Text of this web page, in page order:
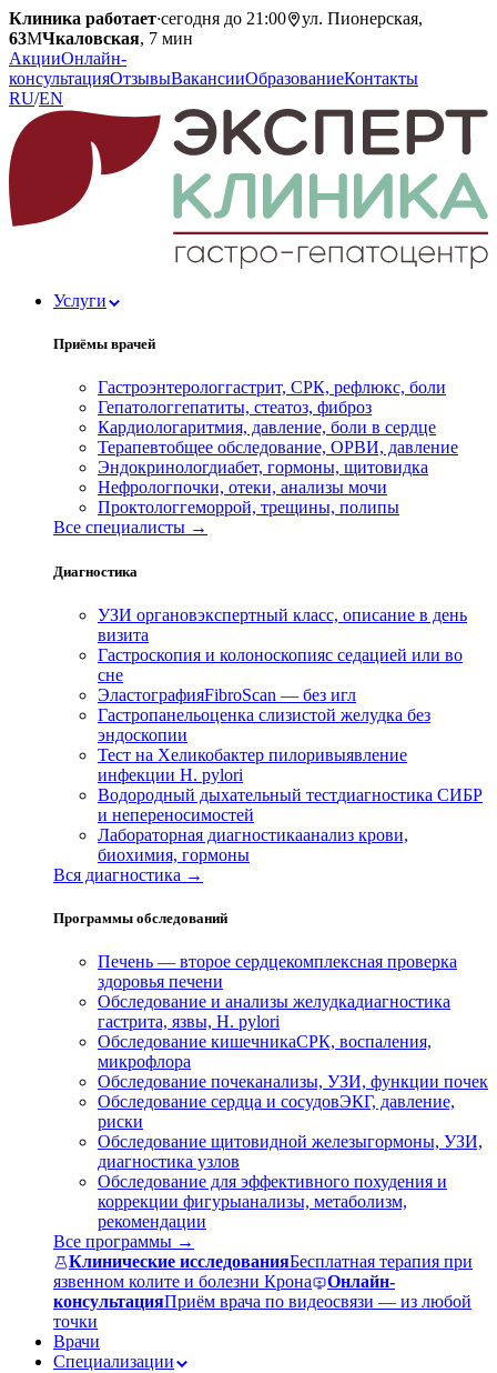
Клиника работает·сегодня до 21:00
ул. Пионерская,
63МЧкаловская, 7 мин
АкцииОнлайн-
консультацияОтзывыВакансииОбразованиеКонтакты
RU/EN
Услуги
Приёмы врачей
Гастроэнтерологгастрит, СРК, рефлюкс, боли
Гепатологгепатиты, стеатоз, фиброз
Кардиологаритмия, давление, боли в сердце
Терапевтобщее обследование, ОРВИ, давление
Эндокринологдиабет, гормоны, щитовидка
Нефрологпочки, отеки, анализы мочи
Проктологгеморрой, трещины, полипы
Все специалисты →
Диагностика
УЗИ органовэкспертный класс, описание в день
визита
Гастроскопия и колоноскопияс седацией или во
сне
ЭластографияFibroScan — без игл
Гастропанельоценка слизистой желудка без
эндоскопии
Тест на Хеликобактер пилоривыявление
инфекции H. pylori
Водородный дыхательный тестдиагностика СИБР
и непереносимостей
Лабораторная диагностикаанализ крови,
биохимия, гормоны
Вся диагностика →
Программы обследований
Печень — второе сердцекомплексная проверка
здоровья печени
Обследование и анализы желудкадиагностика
гастрита, язвы, H. pylori
Обследование кишечникаСРК, воспаления,
микрофлора
Обследование почеканализы, УЗИ, функции почек
Обследование сердца и сосудовЭКГ, давление,
риски
Обследование щитовидной железыгормоны, УЗИ,
диагностика узлов
Обследование для эффективного похудения и
коррекции фигурыанализы, метаболизм,
рекомендации
Все программы →
Клинические исследованияБесплатная терапия при
язвенном колите и болезни Крона
Онлайн-
консультацияПриём врача по видеосвязи — из любой
точки
Врачи
Специализации